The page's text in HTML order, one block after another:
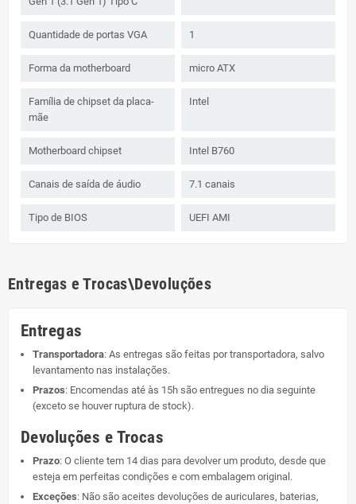
Quantidade de portas VGA 1
Forma da motherboard micro ATX
Família de chipset da placa-
mãe
Intel
Motherboard chipset Intel B760
Canais de saída de áudio 7.1 canais
Tipo de BIOS UEFI AMI
Entregas e Trocas\Devoluções
Entregas
Transportadora: As entregas são feitas por transportadora, salvo
levantamento nas instalações.
Prazos: Encomendas até às 15h são entregues no dia seguinte
(exceto se houver ruptura de stock).
Devoluções e Trocas
Prazo: O cliente tem 14 dias para devolver um produto, desde que
esteja em perfeitas condições e com embalagem original.
Exceções: Não são aceites devoluções de auriculares, baterias,